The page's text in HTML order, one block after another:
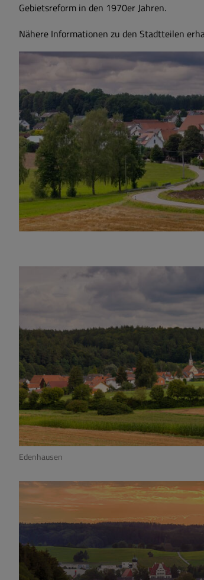
Gebietsreform in den 1970er Jahren.
Nähere Informationen zu den Stadtteilen
Edenhausen